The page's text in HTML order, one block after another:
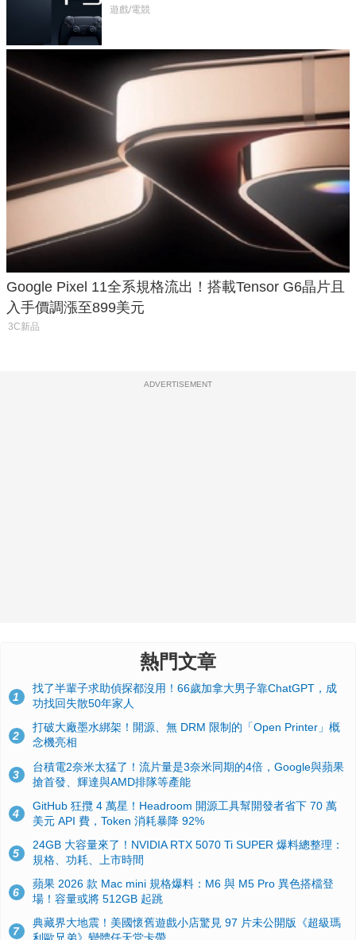
120fps 與全光追時代來臨
遊戲/電競
Google Pixel 11全系規格流出！搭載Tensor G6晶片且
入手價調漲至899美元
3C新品
ADVERTISEMENT
熱門文章
1
找了半輩子求助偵探都沒用！66歲加拿大男子靠ChatGPT，成
功找回失散50年家人
2
打破大廠墨水綁架！開源、無 DRM 限制的「Open Printer」概
念機亮相
3
台積電2奈米太猛了！流片量是3奈米同期的4倍，Google與蘋果
搶首發、輝達與AMD排隊等產能
4
GitHub 狂攬 4 萬星！Headroom 開源工具幫開發者省下 70 萬
美元 API 費，Token 消耗暴降 92%
5
24GB 大容量來了！NVIDIA RTX 5070 Ti SUPER 爆料總整理：
規格、功耗、上市時間
6
蘋果 2026 款 Mac mini 規格爆料：M6 與 M5 Pro 異色搭檔登
場！容量或將 512GB 起跳
7
典藏界大地震！美國懷舊遊戲小店驚見 97 片未公開版《超級瑪